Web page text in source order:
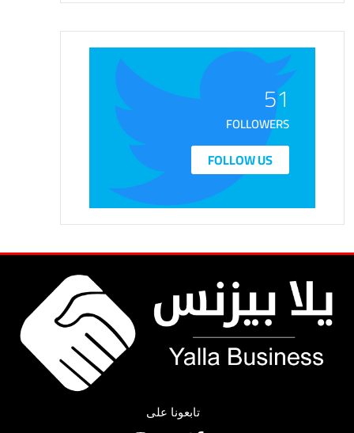
51
FOLLOWERS
FOLLOW US
تابعونا على